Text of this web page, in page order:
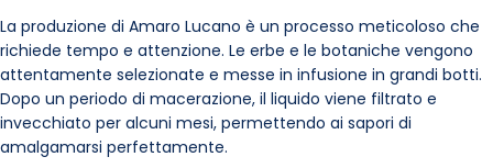
La produzione di Amaro Lucano è un processo meticoloso che
richiede tempo e attenzione. Le erbe e le botaniche vengono
attentamente selezionate e messe in infusione in grandi botti.
Dopo un periodo di macerazione, il liquido viene filtrato e
invecchiato per alcuni mesi, permettendo ai sapori di
amalgamarsi perfettamente.